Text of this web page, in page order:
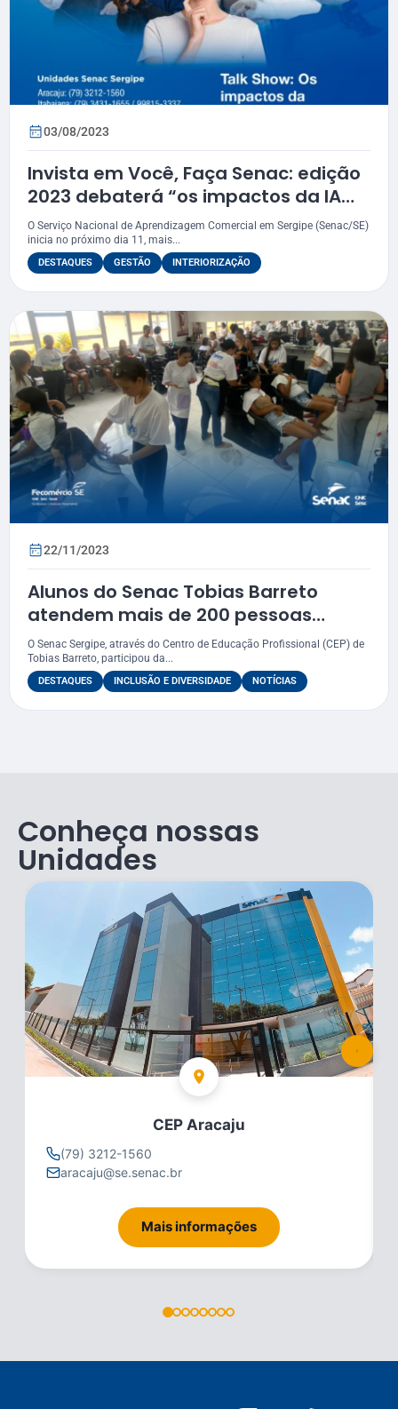
03/08/2023
Invista em Você, Faça Senac: edição
2023 debaterá “os impactos da IA
nas profissões”
O Serviço Nacional de Aprendizagem Comercial em Sergipe (Senac/SE)
inicia no próximo dia 11, mais...
DESTAQUES GESTÃO INTERIORIZAÇÃO
22/11/2023
Alunos do Senac Tobias Barreto
atendem mais de 200 pessoas
durante o “Sergipe é Aqui”
O Senac Sergipe, através do Centro de Educação Profissional (CEP) de
Tobias Barreto, participou da...
DESTAQUES INCLUSÃO E DIVERSIDADE NOTÍCIAS
Conheça nossas
Unidades
CEP Aracaju
(79) 3212-1560
aracaju@se.senac.br
Mais informações